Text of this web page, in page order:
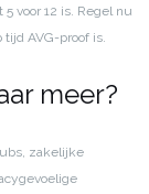
voor 12 is. Regel nu
AVG-proof is.
meer?
zakelijke